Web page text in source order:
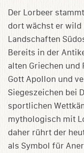
Der Lorbeer
dort wächst er wild
Landschaften
Bereits in der
alten Griechen und
Gott Apollon und
Siegeszeichen bei
sportlichen
mythologisch mit
daher rührt der
als Symbol für